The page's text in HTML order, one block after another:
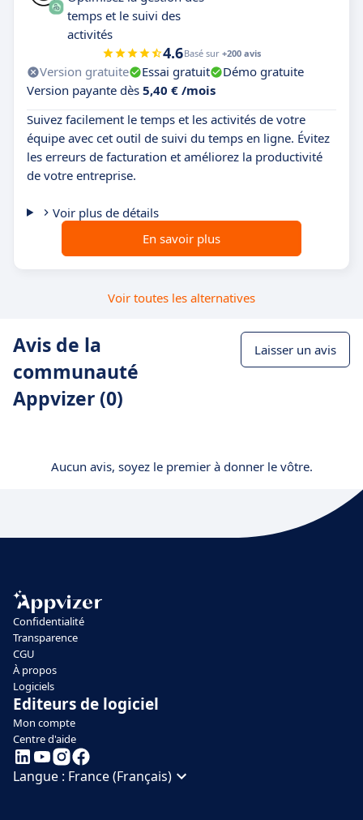
temps et le suivi des
activités
4.6Basé sur +200 avis
Version gratuite Essai gratuit
Démo gratuite
Version payante dès 5,40 € /mois
Suivez facilement le temps et les activités de votre
équipe avec cet outil de suivi du temps en ligne. Évitez
les erreurs de facturation et améliorez la productivité
de votre entreprise.
Voir plus de détails
En savoir plus
Voir toutes les alternatives
Avis de la
communauté
Appvizer (0)
Laisser un avis
Aucun avis, soyez le premier à donner le vôtre.
Confidentialité
Transparence
CGU
À propos
Logiciels
Editeurs de logiciel
Mon compte
Centre d'aide
Langue : France (Français)